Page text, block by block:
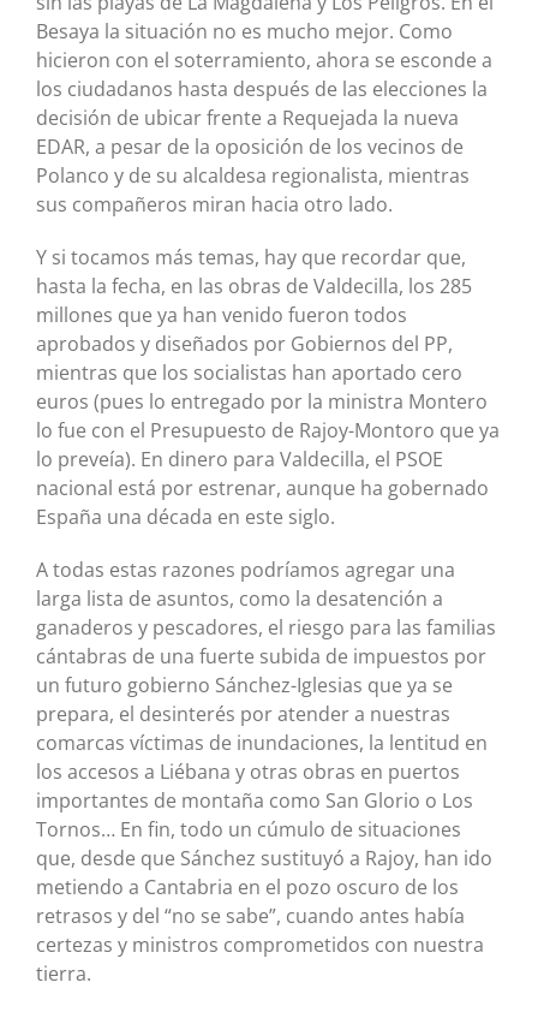
Besaya la situación no es mucho mejor. Como
hicieron con el soterramiento, ahora se esconde a
los ciudadanos hasta después de las elecciones la
decisión de ubicar frente a Requejada la nueva
EDAR, a pesar de la oposición de los vecinos de
Polanco y de su alcaldesa regionalista, mientras
sus compañeros miran hacia otro lado.
Y si tocamos más temas, hay que recordar que,
hasta la fecha, en las obras de Valdecilla, los 285
millones que ya han venido fueron todos
aprobados y diseñados por Gobiernos del PP,
mientras que los socialistas han aportado cero
euros (pues lo entregado por la ministra Montero
lo fue con el Presupuesto de Rajoy-Montoro que ya
lo preveía). En dinero para Valdecilla, el PSOE
nacional está por estrenar, aunque ha gobernado
España una década en este siglo.
A todas estas razones podríamos agregar una
larga lista de asuntos, como la desatención a
ganaderos y pescadores, el riesgo para las familias
cántabras de una fuerte subida de impuestos por
un futuro gobierno Sánchez-Iglesias que ya se
prepara, el desinterés por atender a nuestras
comarcas víctimas de inundaciones, la lentitud en
los accesos a Liébana y otras obras en puertos
importantes de montaña como San Glorio o Los
Tornos… En fin, todo un cúmulo de situaciones
que, desde que Sánchez sustituyó a Rajoy, han ido
metiendo a Cantabria en el pozo oscuro de los
retrasos y del “no se sabe”, cuando antes había
certezas y ministros comprometidos con nuestra
tierra.